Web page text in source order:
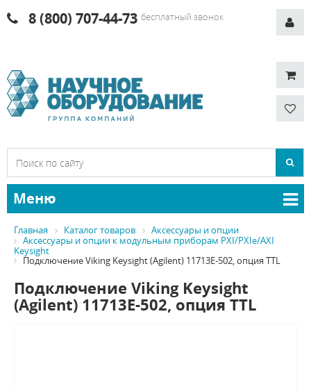
8 (800) 707-44-73 бесплатный звонок
Меню
Главная Каталог товаров
Аксессуары и опции
Аксессуары и опции к модульным приборам PXI/PXIe/AXI
Keysight
Подключение Viking Keysight (Agilent) 11713E-502, опция TTL
Подключение Viking Keysight
(Agilent) 11713E-502, опция TTL